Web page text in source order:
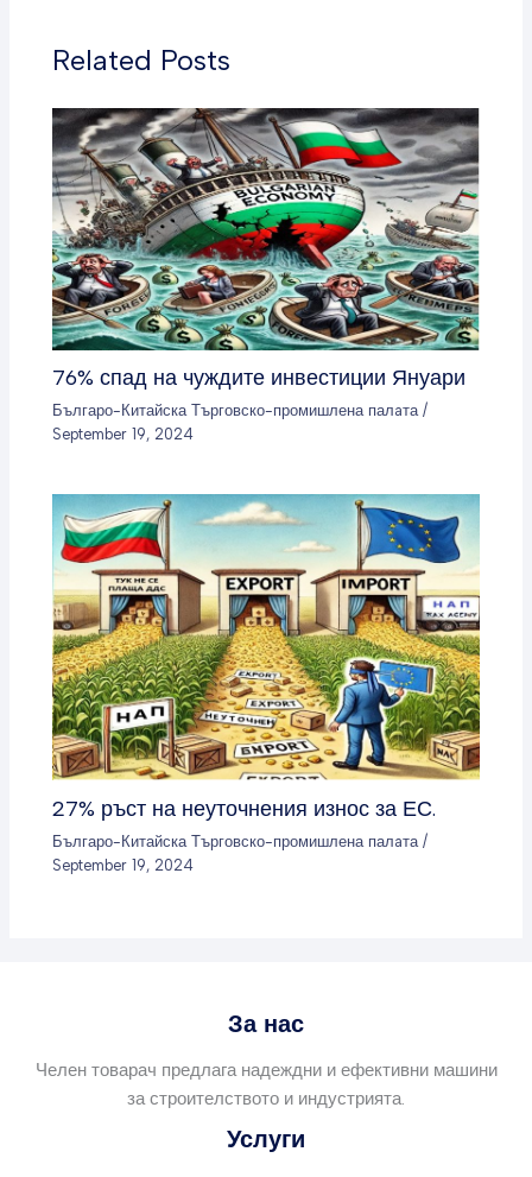
Related Posts
76% спад на чуждите инвестиции Януари
Българо-Китайска Търговско-промишлена палaта/
September 19, 2024
27% ръст на неуточнения износ за ЕС.
Българо-Китайска Търговско-промишлена палaта /
September 19, 2024
За нас
Челен товарач предлага надеждни и ефективни машини
за строителството и индустрията.
Услуги